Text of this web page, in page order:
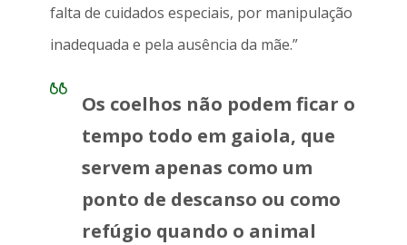
falta de cuidados especiais, por manipulação
inadequada e pela ausência da mãe.”
Os coelhos não podem ficar o
tempo todo em gaiola, que
servem apenas como um
ponto de descanso ou como
refúgio quando o animal